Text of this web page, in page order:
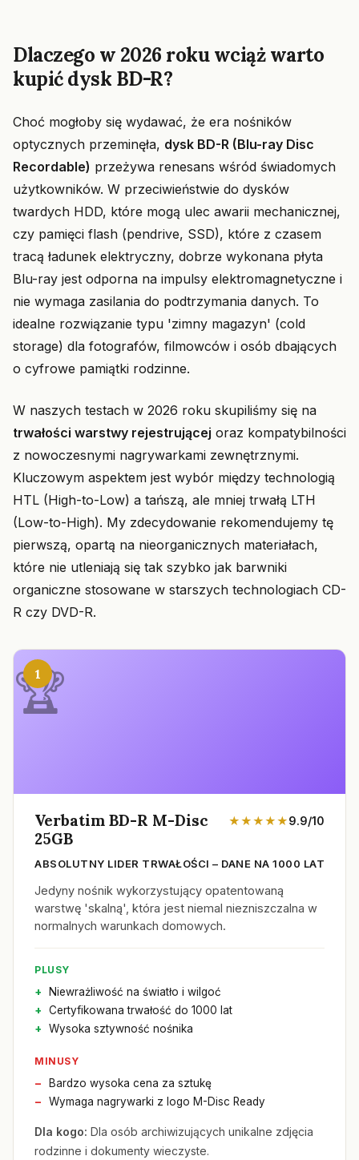
Dlaczego w 2026 roku wciąż warto
kupić dysk BD-R?
Choć mogłoby się wydawać, że era nośników
optycznych przeminęła, dysk BD-R (Blu-ray Disc
Recordable) przeżywa renesans wśród świadomych
użytkowników. W przeciwieństwie do dysków
twardych HDD, które mogą ulec awarii mechanicznej,
czy pamięci flash (pendrive, SSD), które z czasem
tracą ładunek elektryczny, dobrze wykonana płyta
Blu-ray jest odporna na impulsy elektromagnetyczne i
nie wymaga zasilania do podtrzymania danych. To
idealne rozwiązanie typu 'zimny magazyn' (cold
storage) dla fotografów, filmowców i osób dbających
o cyfrowe pamiątki rodzinne.
W naszych testach w 2026 roku skupiliśmy się na
trwałości warstwy rejestrującej oraz kompatybilności
z nowoczesnymi nagrywarkami zewnętrznymi.
Kluczowym aspektem jest wybór między technologią
HTL (High-to-Low) a tańszą, ale mniej trwałą LTH
(Low-to-High). My zdecydowanie rekomendujemy tę
pierwszą, opartą na nieorganicznych materiałach,
które nie utleniają się tak szybko jak barwniki
organiczne stosowane w starszych technologiach CD-
R czy DVD-R.
1
Verbatim BD-R M-Disc
25GB
★★★★★9.9/10
ABSOLUTNY LIDER TRWAŁOŚCI – DANE NA 1000 LAT
Jedyny nośnik wykorzystujący opatentowaną
warstwę 'skalną', która jest niemal niezniszczalna w
normalnych warunkach domowych.
PLUSY
Niewrażliwość na światło i wilgoć
Certyfikowana trwałość do 1000 lat
Wysoka sztywność nośnika
MINUSY
Bardzo wysoka cena za sztukę
Wymaga nagrywarki z logo M-Disc Ready
Dla kogo: Dla osób archiwizujących unikalne zdjęcia
rodzinne i dokumenty wieczyste.